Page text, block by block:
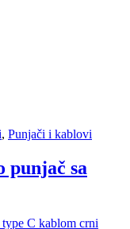
, Punjači i kablovi
punjač sa